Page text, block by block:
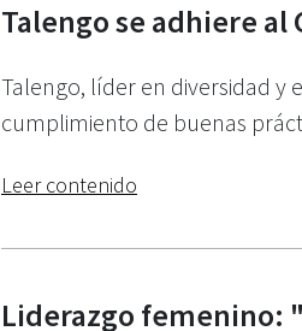
Talengo se adhiere al
Talengo, líder en diversidad y
cumplimiento de buenas
Leer contenido
Liderazgo femenino: